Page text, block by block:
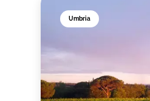
Umbria